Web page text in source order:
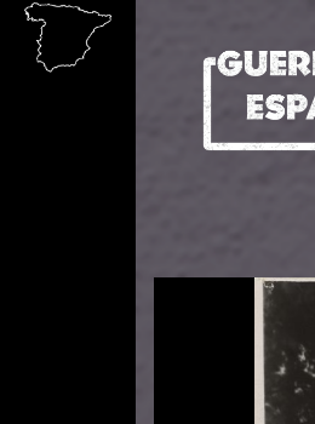
Aller au contenu principal